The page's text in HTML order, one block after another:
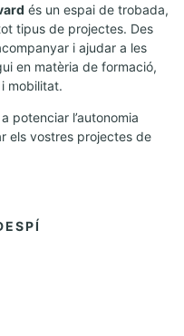
és un espai de trobada,
tipus de projectes. Des
i ajudar a les
en matèria de formació,
mobilitat.
potenciar l’autonomia
els vostres projectes de